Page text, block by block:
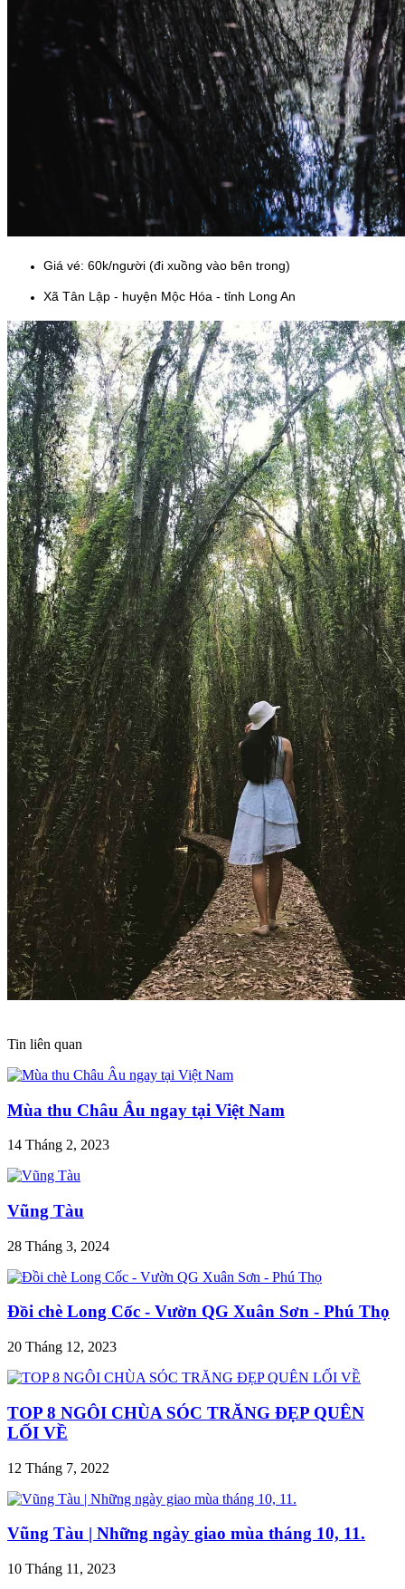
Giá vé: 60k/người (đi xuồng vào bên trong)
Xã Tân Lập - huyện Mộc Hóa - tỉnh Long An
Tin liên quan
Mùa thu Châu Âu ngay tại Việt Nam
14 Tháng 2, 2023
Vũng Tàu
28 Tháng 3, 2024
Đồi chè Long Cốc - Vườn QG Xuân Sơn - Phú Thọ
20 Tháng 12, 2023
TOP 8 NGÔI CHÙA SÓC TRĂNG ĐẸP QUÊN
LỐI VỀ
12 Tháng 7, 2022
Vũng Tàu | Những ngày giao mùa tháng 10, 11.
10 Tháng 11, 2023